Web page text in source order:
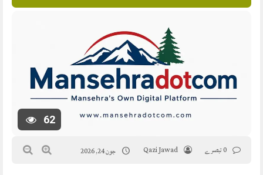
62
Qazi Jawad جون 24, 2026